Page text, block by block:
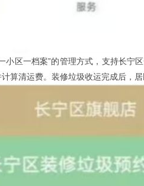
区一档案”的管理方式，支持长宁
算清运费。装修垃圾收运完成后，